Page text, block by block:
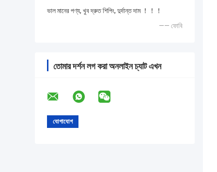
ভাল মানের পণ্য, খুব দ্রুত শিপিং, দুর্দান্ত দাম ！！！
—— ফোবি
তোমার দর্শন লগ করা অনলাইন চ্যাট এখন